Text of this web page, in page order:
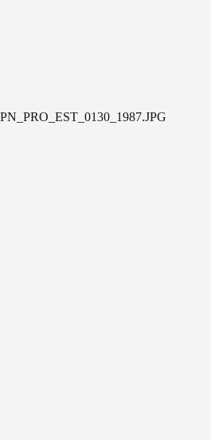
PN_PRO_EST_0130_1987.JPG